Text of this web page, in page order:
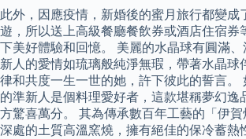
此外，因應疫情，新婚後的蜜月旅行都變成
遊，所以送上高級餐廳餐飲券或酒店住宿券
下美好體驗和回憶。 美麗的水晶球有圓滿
新人的愛情如琉璃般純淨無瑕，帶著水晶球
律和共度一生一世的她，許下彼此的誓言。
的準新人是個料理愛好者，這款堪稱夢幻逸
方驚喜萬分。 其為傳承數百年工藝的「伊
深處的土質高溫窯燒，擁有絕佳的保冷蓄熱